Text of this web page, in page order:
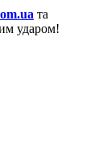
та
ударом!